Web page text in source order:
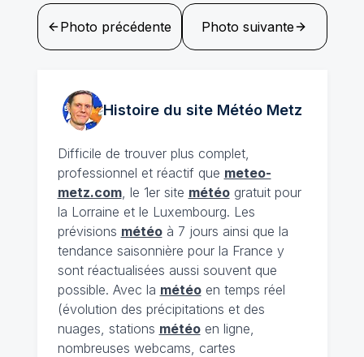
Photo précédente Photo suivante
Histoire du site MétéoMetz
Difficile de trouver plus complet,
professionnel et réactif que meteo-
metz.com, le 1er site météogratuit pour
la Lorraine et le Luxembourg. Les
prévisions météoà 7 jours ainsi que la
tendance saisonnière pour la France y
sont réactualisées aussi souvent que
possible. Avec la météoen temps réel
(évolution des précipitations et des
nuages, stations météoen ligne,
nombreuses webcams, cartes